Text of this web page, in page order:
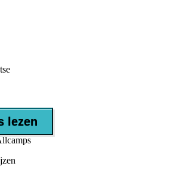
lezen